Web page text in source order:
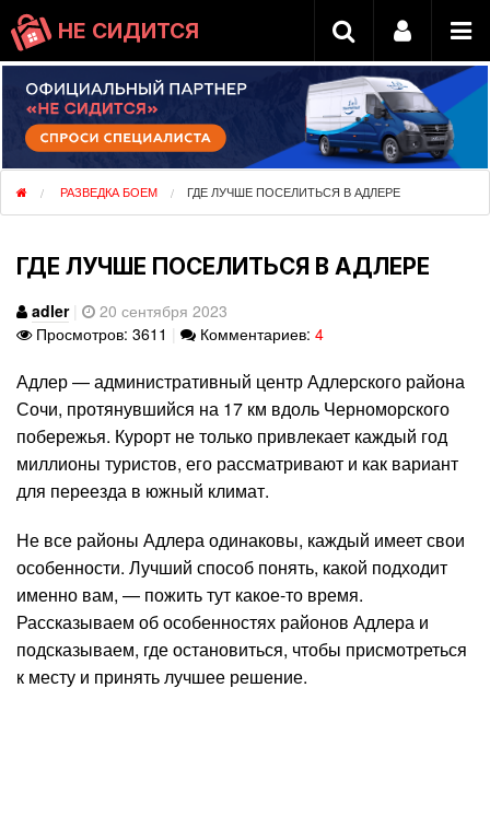
НЕ СИДИТСЯ
РАЗВЕДКА БОЕМ ГДЕ ЛУЧШЕ ПОСЕЛИТЬСЯ В АДЛЕРЕ
ГДЕ ЛУЧШЕ ПОСЕЛИТЬСЯ В АДЛЕРЕ
adler
20 сентября 2023
Просмотров: 3611
Комментариев: 4
Адлер — административный центр Адлерского района
Сочи, протянувшийся на 17 км вдоль Черноморского
побережья. Курорт не только привлекает каждый год
миллионы туристов, его рассматривают и как вариант
для переезда в южный климат.
Не все районы Адлера одинаковы, каждый имеет свои
особенности. Лучший способ понять, какой подходит
именно вам, — пожить тут какое-то время.
Рассказываем об особенностях районов Адлера и
подсказываем, где остановиться, чтобы присмотреться
к месту и принять лучшее решение.